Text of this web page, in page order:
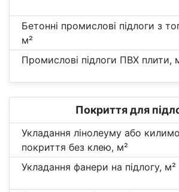
Бетонні промислові підлоги з
м²
Промислові підлоги ПВХ плити,
Покриття для
Укладання лінолеуму або
покриття без клею, м²
Укладання фанери на підлогу, м²